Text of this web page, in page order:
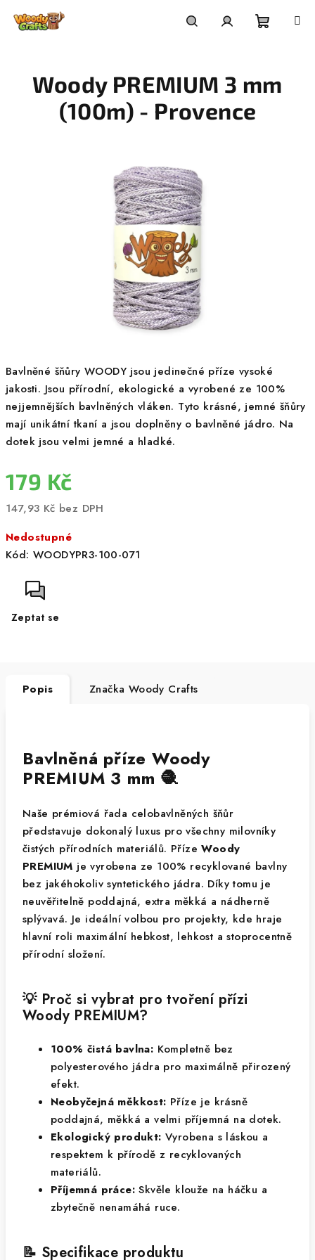
košík
Bavlněné šňůry WOODY jsou jedinečné příze vysoké
jakosti. Jsou přírodní, ekologické a vyrobené ze 100%
nejjemnějších bavlněných vláken. Tyto krásné, jemné šňůry
mají unikátní tkaní a jsou doplněny o bavlněné jádro. Na
dotek jsou velmi jemné a hladké.
179 Kč
147,93 Kč bez DPH
cena:
Nedostupné
Kód: WOODYPR3-100-071
Zeptat se
Woody PREMIUM 3 mm
(100m) - Provence
Popis Značka Woody Crafts
Bavlněná příze Woody
PREMIUM 3 mm 🧶
Naše prémiová řada celobavlněných šňůr
představuje dokonalý luxus pro všechny milovníky
čistých přírodních materiálů. PřízeWoody
PREMIUM je vyrobena ze 100% recyklované bavlny
bez jakéhokoliv syntetického jádra. Díky tomu je
neuvěřitelně poddajná, extra měkká a nádherně
splývavá. Je ideální volbou pro projekty, kde hraje
hlavní roli maximální hebkost, lehkost a stoprocentně
přírodní složení.
💡 Proč si vybrat pro tvoření přízi
Woody PREMIUM?
100% čistá bavlna: Kompletně bez
polyesterového jádra pro maximálně přirozený
efekt.
Neobyčejná měkkost: Příze je krásně
poddajná, měkká a velmi příjemná na dotek.
Ekologický produkt: Vyrobena s láskou a
respektem k přírodě z recyklovaných
materiálů.
Příjemná práce: Skvěle klouže na háčku a
zbytečně nenamáhá ruce.
📝 Specifikace produktu